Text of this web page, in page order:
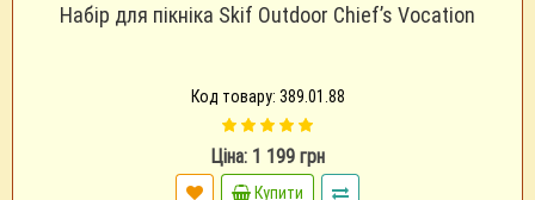
Набір для пікніка Skif Outdoor Chief’s Vocation
Код товару: 389.01.88
Ціна: 1 199 грн
Купити